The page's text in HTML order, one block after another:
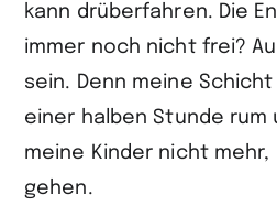
kann drüberfahren. Die
immer noch nicht frei?
sein. Denn meine
einer halben Stunde
meine Kinder nicht
gehen.